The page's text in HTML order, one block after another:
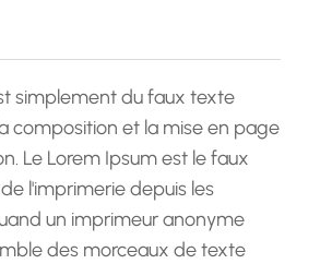
simplement du faux texte
composition et la mise en page
Le Lorem Ipsum est le faux
l'imprimerie depuis les
un imprimeur anonyme
des morceaux de texte